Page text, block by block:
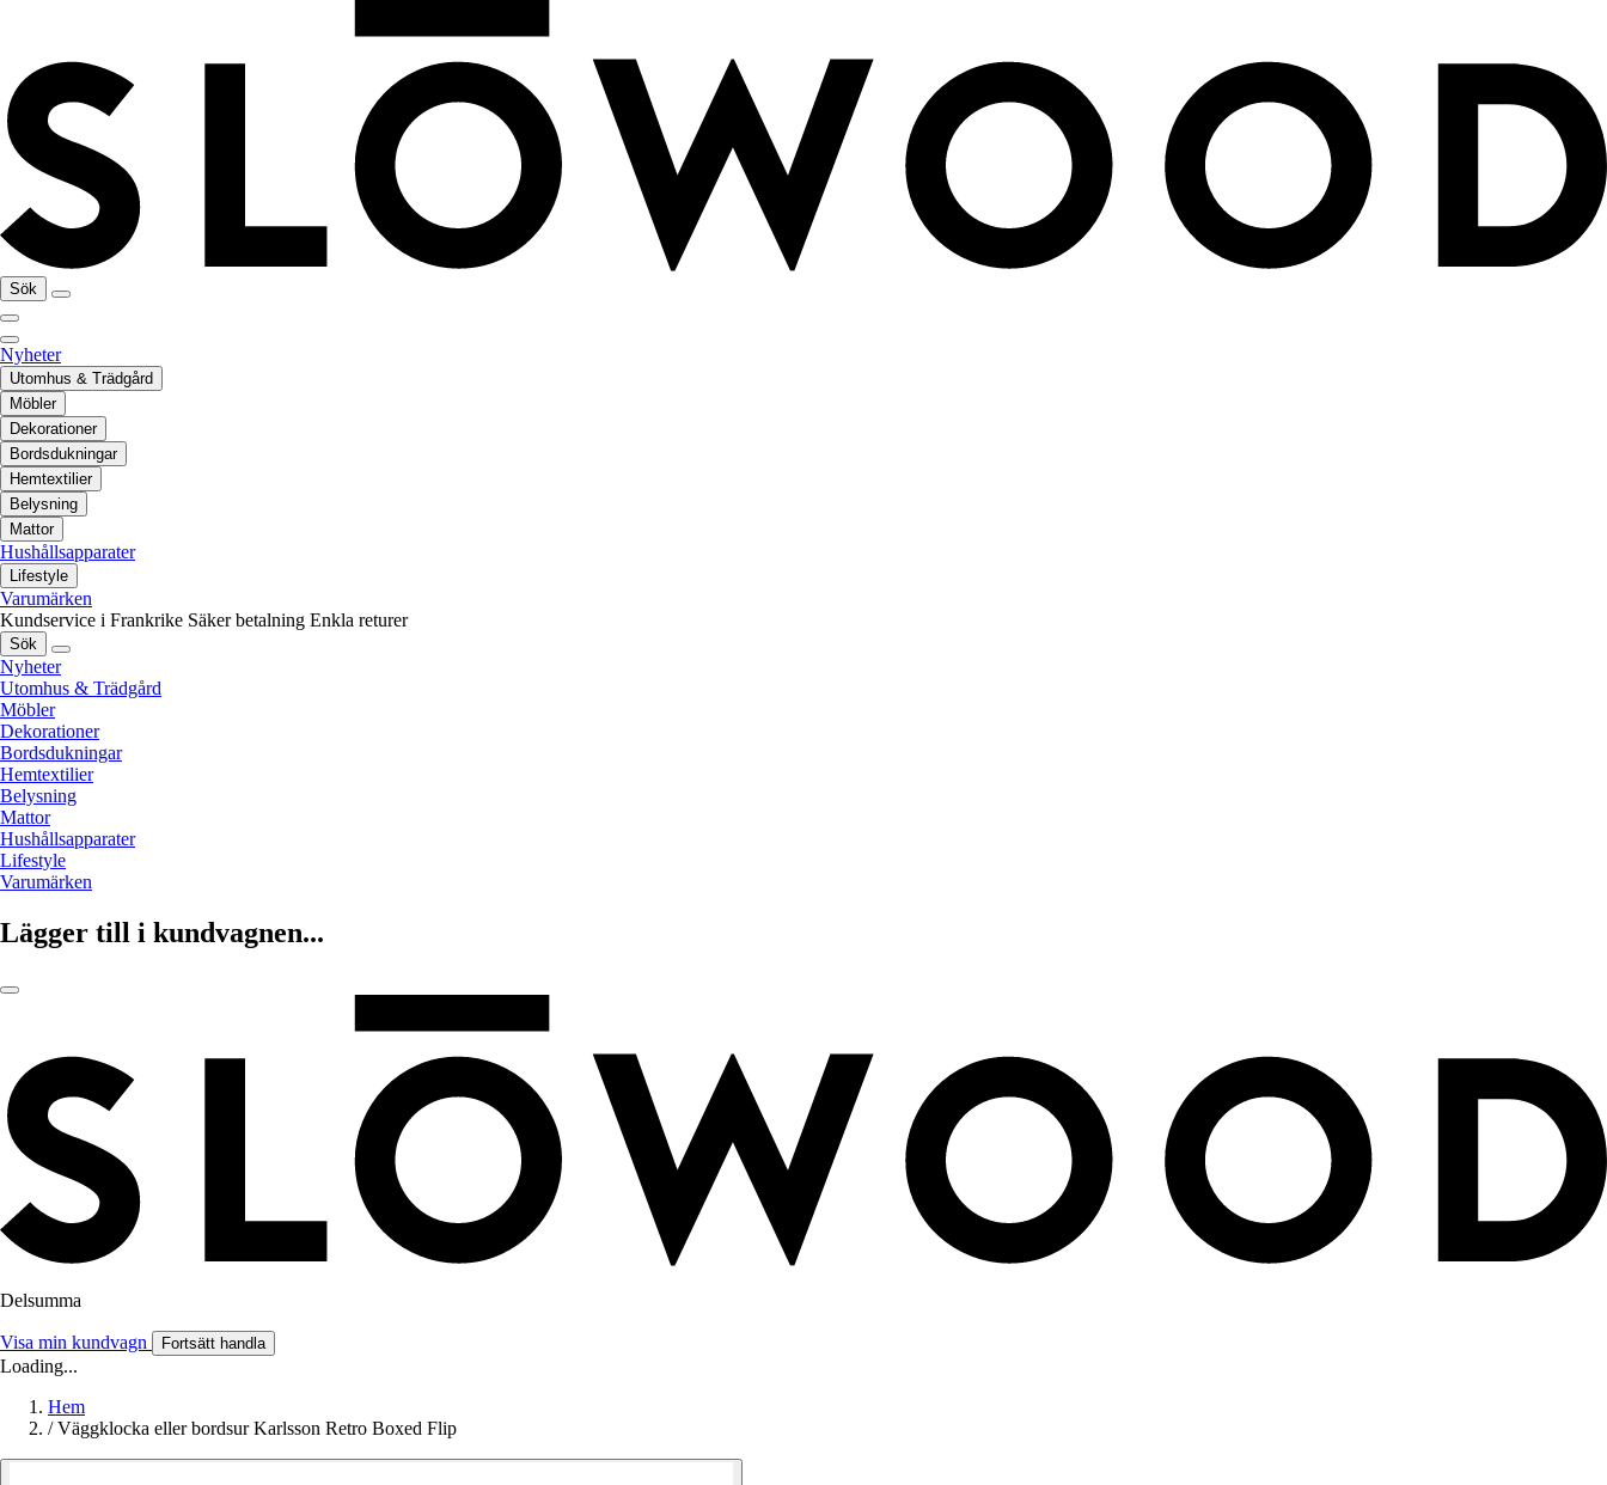
Sök
Nyheter
Utomhus & Trädgård
Möbler
Dekorationer
Bordsdukningar
Hemtextilier
Belysning
Mattor
Hushållsapparater
Lifestyle
Varumärken
Kundservice i Frankrike Säker betalning Enkla returer
Sök
Nyheter
Utomhus & Trädgård
Möbler
Dekorationer
Bordsdukningar
Hemtextilier
Belysning
Mattor
Hushållsapparater
Lifestyle
Varumärken
Lägger till i kundvagnen...
Delsumma
Visa min kundvagn Fortsätt handla
Loading...
Hem
/ Väggklocka eller bordsur Karlsson Retro Boxed Flip